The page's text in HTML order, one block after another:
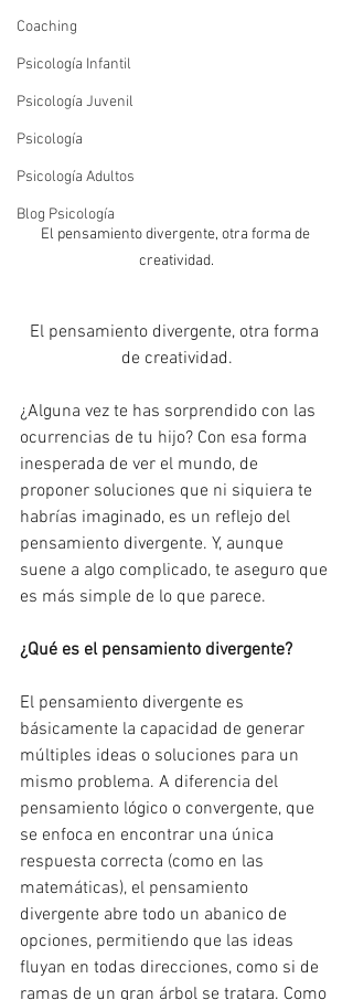
Coaching
Psicología Infantil
Psicología Juvenil
Psicología
Psicología Adultos
Blog Psicología
El pensamiento divergente, otra forma de
creatividad.
El pensamiento divergente, otra forma
de creatividad.
¿Alguna vez te has sorprendido con las
ocurrencias de tu hijo? Con esa forma
inesperada de ver el mundo, de
proponer soluciones que ni siquiera te
habrías imaginado, es un reflejo del
pensamiento divergente. Y, aunque
suene a algo complicado, te aseguro que
es más simple de lo que parece.
¿Qué es el pensamiento divergente?
El pensamiento divergente es
básicamente la capacidad de generar
múltiples ideas o soluciones para un
mismo problema. A diferencia del
pensamiento lógico o convergente, que
se enfoca en encontrar una única
respuesta correcta (como en las
matemáticas), el pensamiento
divergente abre todo un abanico de
opciones, permitiendo que las ideas
fluyan en todas direcciones, como si de
ramas de un gran árbol se tratara. Como